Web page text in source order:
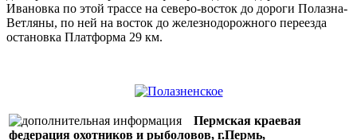
Ивановка по этой трассе на северо-восток до дороги Полазна-
Ветляны, по ней на восток до железнодорожного переезда
остановка Платформа 29 км.
Пермская краевая
федерация охотников и рыболовов, г.Пермь,